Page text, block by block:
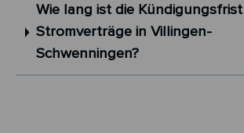
Wie lang ist die
Stromverträge in Villingen-
Schwenningen?